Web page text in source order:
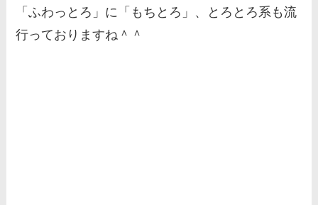
「ふわっとろ」に「もちとろ」、とろとろ系も流
行っておりますね＾＾